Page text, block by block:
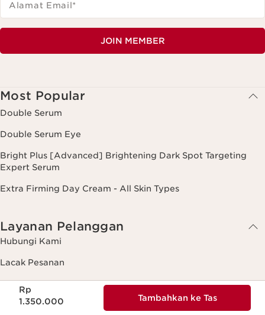
Harga sekarang Rp 1.350.000
Rp
1.350.000
Tambahkan ke Tas
Alamat Email*
JOIN MEMBER
Most Popular
Double Serum
Double Serum Eye
Bright Plus [Advanced] Brightening Dark Spot Targeting
Expert Serum
Extra Firming Day Cream - All Skin Types
Layanan Pelanggan
Hubungi Kami
Lacak Pesanan
Ketentuan Pengembalian
Bantuan & Pertanyaan Umum